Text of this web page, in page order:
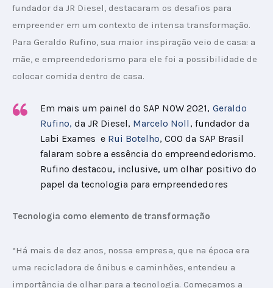
fundador da JR Diesel, destacaram os desafios para
empreender em um contexto de intensa transformação.
Para Geraldo Rufino, sua maior inspiração veio de casa: a
mãe, e empreendedorismo para ele foi a possibilidade de
colocar comida dentro de casa.
Em mais um painel do SAP NOW 2021, Geraldo
Rufino, da JR Diesel, Marcelo Noll , fundador da
Labi Exames e Rui Botelho, COO da SAP Brasil
falaram sobre a essência do empreendedorismo.
Rufino destacou, inclusive, um olhar positivo do
papel da tecnologia para empreendedores
Tecnologia como elemento de transformação
“Há mais de dez anos, nossa empresa, que na época era
uma recicladora de ônibus e caminhões, entendeu a
importância de olhar para a tecnologia. Começamos a